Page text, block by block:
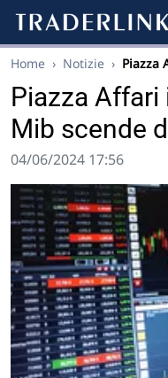
Home › Notizie › Piazza
Piazza Affari
Mib scende
04/06/2024 17:56